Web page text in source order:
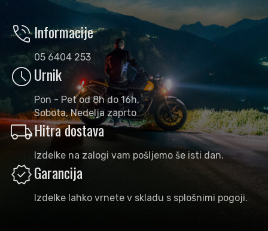
phone_in_talkInformacije
05 6404 253
scheduleUrnik
Pon - Pet od 8h do 16h,
Sobota, Nedelja zaprto
local_shippingHitra dostava
Izdelke na zalogi vam pošljemo še isti dan.
verifiedGarancija
Izdelke lahko vrnete v skladu s splošnimi pogoji.